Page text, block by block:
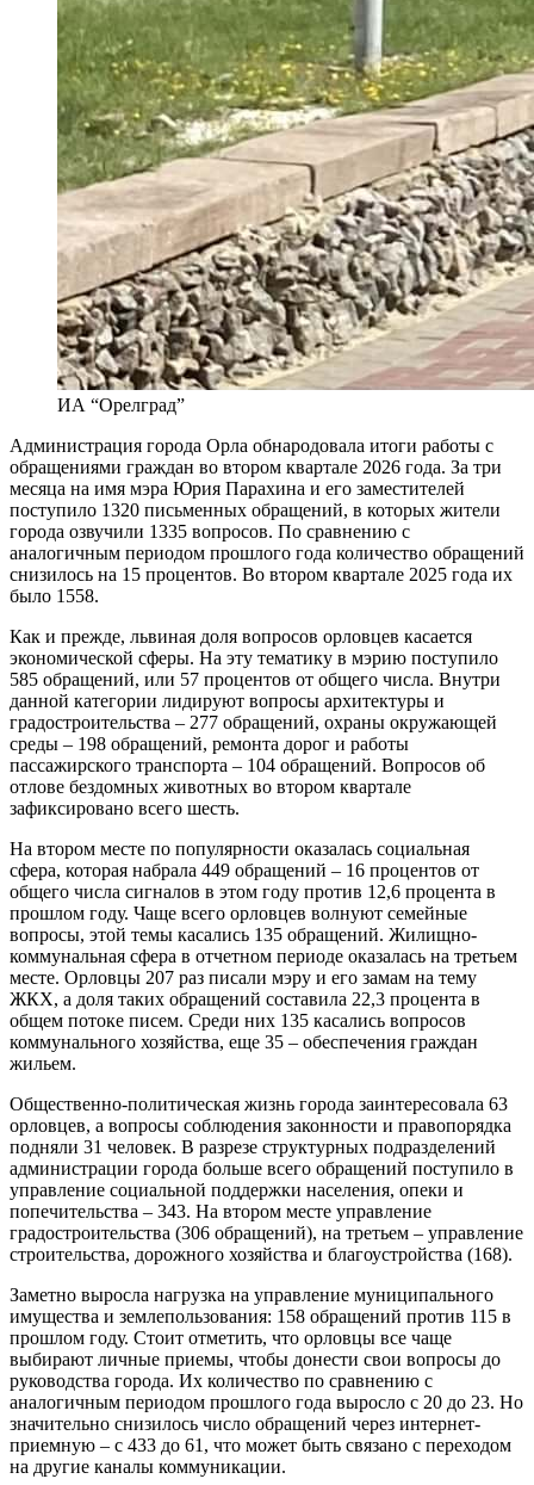
ИА “Орелград”
Администрация города Орла обнародовала итоги работы с
обращениями граждан во втором квартале 2026 года. За три
месяца на имя мэра Юрия Парахина и его заместителей
поступило 1320 письменных обращений, в которых жители
города озвучили 1335 вопросов. По сравнению с
аналогичным периодом прошлого года количество обращений
снизилось на 15 процентов. Во втором квартале 2025 года их
было 1558.
Как и прежде, львиная доля вопросов орловцев касается
экономической сферы. На эту тематику в мэрию поступило
585 обращений, или 57 процентов от общего числа. Внутри
данной категории лидируют вопросы архитектуры и
градостроительства – 277 обращений, охраны окружающей
среды – 198 обращений, ремонта дорог и работы
пассажирского транспорта – 104 обращений. Вопросов об
отлове бездомных животных во втором квартале
зафиксировано всего шесть.
На втором месте по популярности оказалась социальная
сфера, которая набрала 449 обращений – 16 процентов от
общего числа сигналов в этом году против 12,6 процента в
прошлом году. Чаще всего орловцев волнуют семейные
вопросы, этой темы касались 135 обращений. Жилищно-
коммунальная сфера в отчетном периоде оказалась на третьем
месте. Орловцы 207 раз писали мэру и его замам на тему
ЖКХ, а доля таких обращений составила 22,3 процента в
общем потоке писем. Среди них 135 касались вопросов
коммунального хозяйства, еще 35 – обеспечения граждан
жильем.
Общественно-политическая жизнь города заинтересовала 63
орловцев, а вопросы соблюдения законности и правопорядка
подняли 31 человек. В разрезе структурных подразделений
администрации города больше всего обращений поступило в
управление социальной поддержки населения, опеки и
попечительства – 343. На втором месте управление
градостроительства (306 обращений), на третьем – управление
строительства, дорожного хозяйства и благоустройства (168).
Заметно выросла нагрузка на управление муниципального
имущества и землепользования: 158 обращений против 115 в
прошлом году. Стоит отметить, что орловцы все чаще
выбирают личные приемы, чтобы донести свои вопросы до
руководства города. Их количество по сравнению с
аналогичным периодом прошлого года выросло с 20 до 23. Но
значительно снизилось число обращений через интернет-
приемную – с 433 до 61, что может быть связано с переходом
на другие каналы коммуникации.